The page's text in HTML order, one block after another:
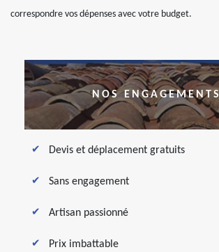
correspondre vos dépenses avec votre budget.
NOS ENGAGEMENTS
Devis et déplacement gratuits
Sans engagement
Artisan passionné
Prix imbattable